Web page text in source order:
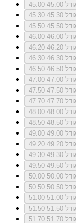
45.00
45.30
45.50
46.00
46.20
46.30
46.50
47.00
47.50
47.70
48.00
48.50
49.00
49.20
49.30
49.50
50.00
50.50
51.00
51.50
51.70